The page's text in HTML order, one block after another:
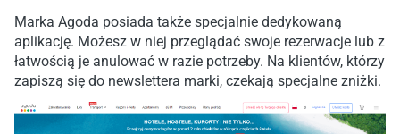
Marka Agoda posiada także specjalnie dedykowaną
aplikację. Możesz w niej przeglądać swoje rezerwacje lub z
łatwością je anulować w razie potrzeby. Na klientów, którzy
zapiszą się do newslettera marki, czekają specjalne zniżki.